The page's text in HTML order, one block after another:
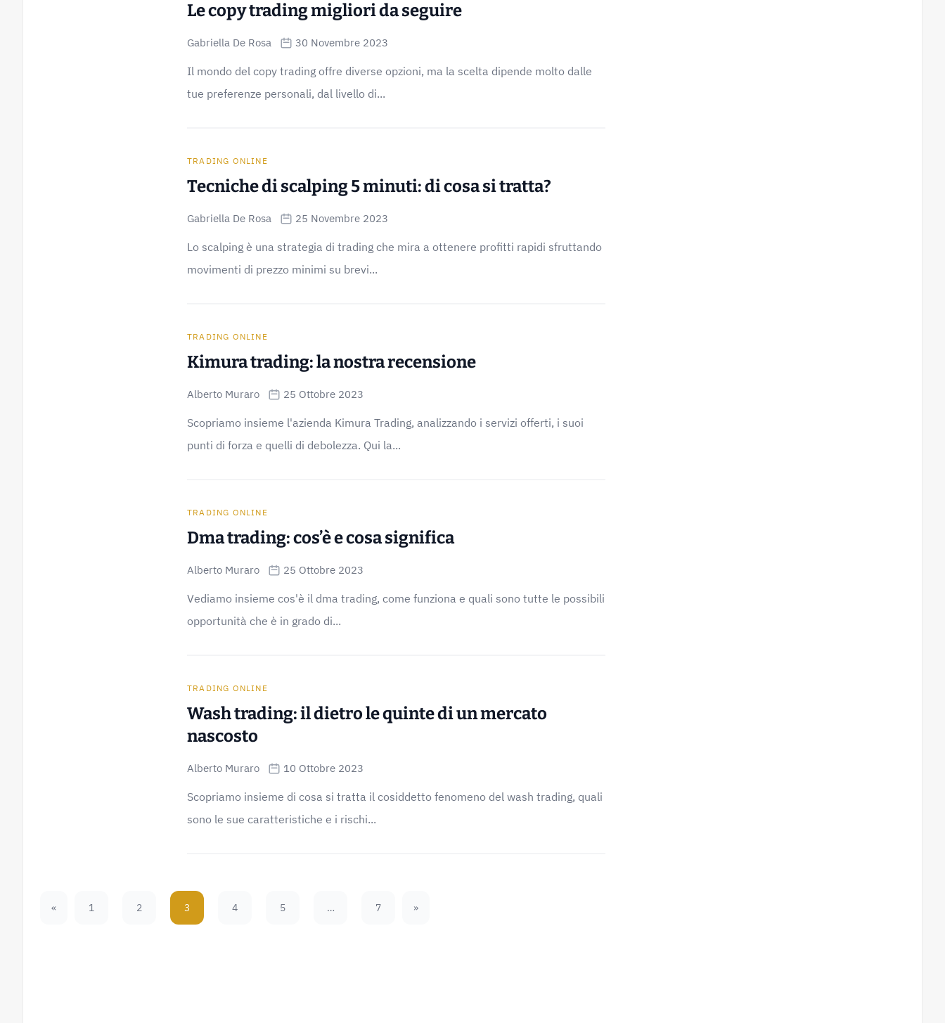
Le copy trading migliori da seguire
Gabriella De Rosa 30 Novembre 2023
Il mondo del copy trading offre diverse opzioni, ma la scelta dipende molto dalle
tue preferenze personali, dal livello di...
TRADING ONLINE
Tecniche di scalping 5 minuti: di cosa si tratta?
Gabriella De Rosa 25 Novembre 2023
Lo scalping è una strategia di trading che mira a ottenere profitti rapidi sfruttando
movimenti di prezzo minimi su brevi...
TRADING ONLINE
Kimura trading: la nostra recensione
Alberto Muraro 25 Ottobre 2023
Scopriamo insieme l'azienda Kimura Trading, analizzando i servizi offerti, i suoi
punti di forza e quelli di debolezza. Qui la...
TRADING ONLINE
Dma trading: cos’è e cosa significa
Alberto Muraro 25 Ottobre 2023
Vediamo insieme cos'è il dma trading, come funziona e quali sono tutte le possibili
opportunità che è in grado di...
TRADING ONLINE
Wash trading: il dietro le quinte di un mercato
nascosto
Alberto Muraro 10 Ottobre 2023
Scopriamo insieme di cosa si tratta il cosiddetto fenomeno del wash trading, quali
sono le sue caratteristiche e i rischi...
«
Previous Page
1 2 3 4 5 … 7 Next Page
»